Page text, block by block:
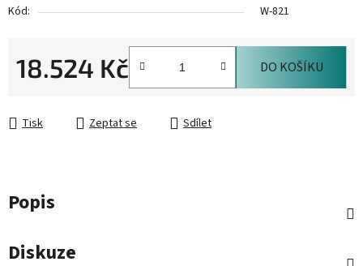
Kód:
W-821
18.524 Kč DO KOŠÍKU
Tisk Zeptat se Sdílet
Popis
Diskuze